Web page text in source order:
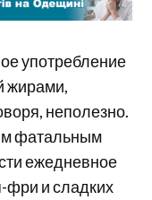
употребление
жирами,
неполезно.
фатальным
ежедневное
фри и сладких